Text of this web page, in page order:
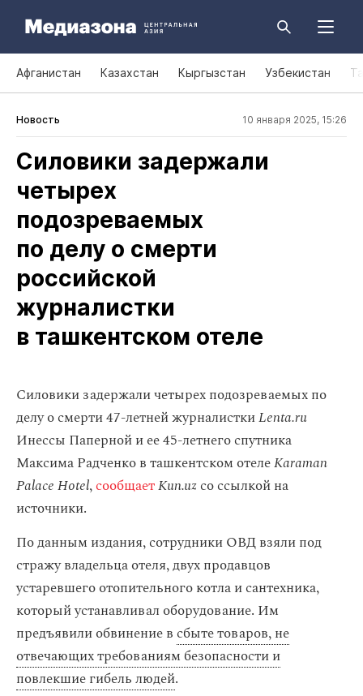
Афганистан Казахстан Кыргызстан Узбекистан
Новость 10 января 2025, 15:26
Силовики задержали
четырех
подозреваемых
по делу о смерти
российской
журналистки
в ташкентском отеле
Силовики задержали четырех подозреваемых по
делу о смерти 47-летней журналисткиLenta.ru
Инессы Паперной и ее 45-летнего спутника
Максима Радченко в ташкентском отелеKaraman
Palace Hotel,сообщаетKun.uzсо ссылкой на
источники.
По данным издания, сотрудники ОВД взяли под
стражу владельца отеля, двух продавцов
устаревшего отопительного котла и сантехника,
который устанавливал оборудование. Им
предъявили обвинение всбыте товаров, не
отвечающих требованиям безопасности и
повлекшие гибель людей.